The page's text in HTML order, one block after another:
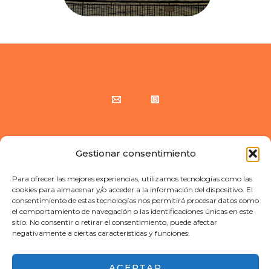
Gestionar consentimiento
Para ofrecer las mejores experiencias, utilizamos tecnologías como las
cookies para almacenar y/o acceder a la información del dispositivo. El
consentimiento de estas tecnologías nos permitirá procesar datos como
el comportamiento de navegación o las identificaciones únicas en este
sitio. No consentir o retirar el consentimiento, puede afectar
negativamente a ciertas características y funciones.
Copyright © 2026 Callejeando Europa | Web creada por Callejeando Europa